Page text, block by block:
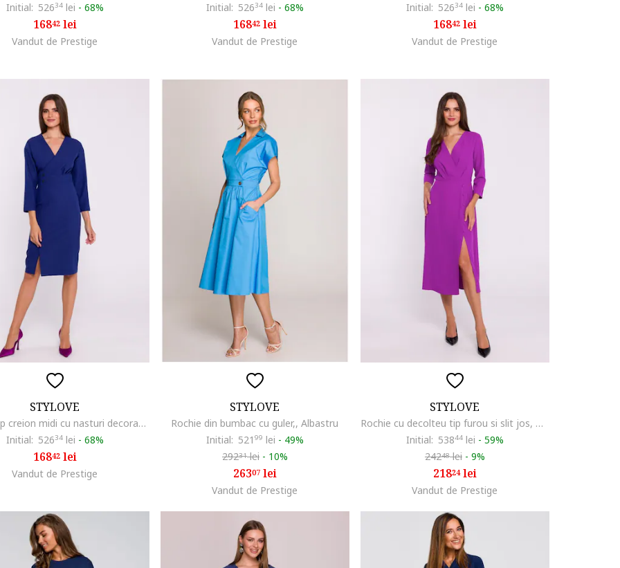
Initial: 52634lei - 68%
16842lei
Vandut de Prestige
Initial: 52634lei - 68%
16842lei
Vandut de Prestige
Initial: 52634lei - 68%
16842lei
Vandut de Prestige
STYLOVE
Rochie tip creion midi cu nasturi decorativi, Albastru,
Initial: 52634lei - 68%
16842lei
Vandut de Prestige
STYLOVE
Rochie din bumbac cu guler,, Albastru
Initial: 521 99 lei - 49%
29231lei - 10%
26307lei
Vandut de Prestige
STYLOVE
Rochie cu decolteu tip furou si slit jos, Albastru lavanda
Initial: 53844lei - 59%
24248lei - 9%
21824lei
Vandut de Prestige